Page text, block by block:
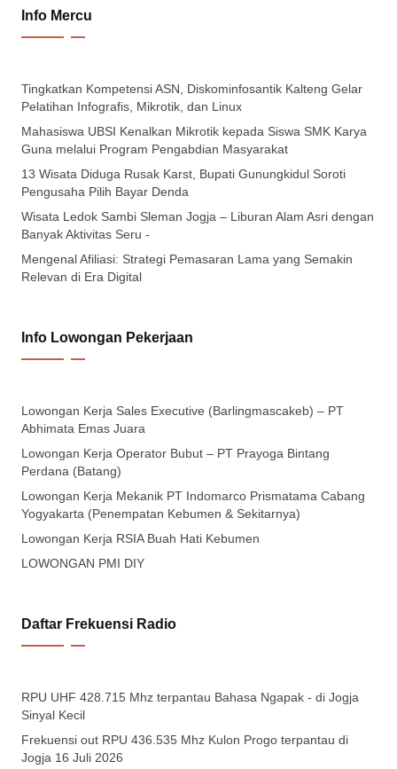
Info Mercu
Tingkatkan Kompetensi ASN, Diskominfosantik Kalteng Gelar
Pelatihan Infografis, Mikrotik, dan Linux
Mahasiswa UBSI Kenalkan Mikrotik kepada Siswa SMK Karya
Guna melalui Program Pengabdian Masyarakat
13 Wisata Diduga Rusak Karst, Bupati Gunungkidul Soroti
Pengusaha Pilih Bayar Denda
Wisata Ledok Sambi Sleman Jogja – Liburan Alam Asri dengan
Banyak Aktivitas Seru -
Mengenal Afiliasi: Strategi Pemasaran Lama yang Semakin
Relevan di Era Digital
Info Lowongan Pekerjaan
Lowongan Kerja Sales Executive (Barlingmascakeb) – PT
Abhimata Emas Juara
Lowongan Kerja Operator Bubut – PT Prayoga Bintang
Perdana (Batang)
Lowongan Kerja Mekanik PT Indomarco Prismatama Cabang
Yogyakarta (Penempatan Kebumen & Sekitarnya)
Lowongan Kerja RSIA Buah Hati Kebumen
LOWONGAN PMI DIY
Daftar Frekuensi Radio
RPU UHF 428.715 Mhz terpantau Bahasa Ngapak - di Jogja
Sinyal Kecil
Frekuensi out RPU 436.535 Mhz Kulon Progo terpantau di
Jogja 16 Juli 2026